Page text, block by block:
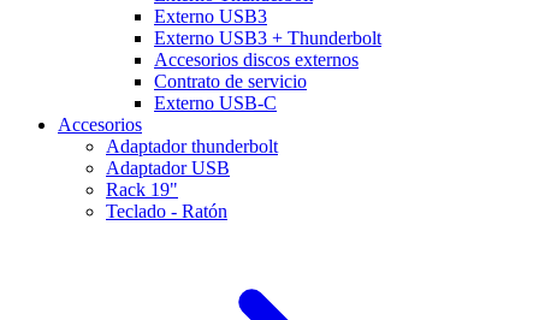
Externo USB3
Externo USB3 + Thunderbolt
Accesorios discos externos
Contrato de servicio
Externo USB-C
Accesorios
Adaptador thunderbolt
Adaptador USB
Rack 19"
Teclado - Ratón